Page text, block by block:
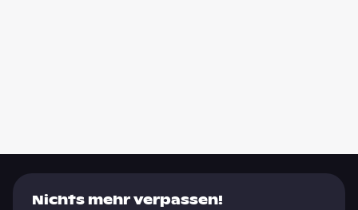
Nichts mehr verpassen!